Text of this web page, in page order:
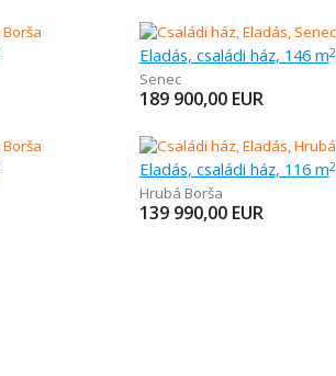
Eladás, családi ház, 146 m2
Senec
189 900,00 EUR
Eladás, családi ház, 116 m2
Hrubá Borša
139 990,00 EUR